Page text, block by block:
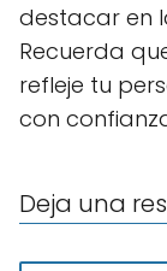
destacar en
Recuerda
refleje tu
con
Deja una